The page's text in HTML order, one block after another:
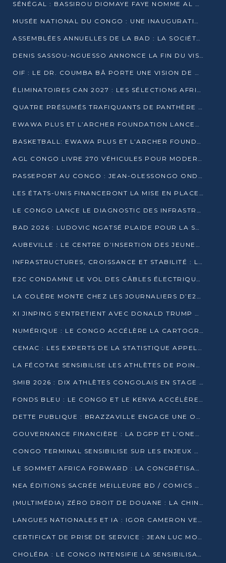
SÉNÉGAL : BASSIROU DIOMAYE FAYE NOMME AL AMINOU LÔ PREMIER MINISTRE
MUSÉE NATIONAL DU CONGO : UNE INAUGURATION PORTEUSE D’ESPOIR POUR LA CULTURE
ASSEMBLÉES ANNUELLES DE LA BAD : LA SOCIÉTÉ CIVILE CONGOLAISE À LA RECHERCHE DE PARTENAIRES POUR SES PROJETS
DENIS SASSOU-NGUESSO ANNONCE LA FIN DU VISA POUR LES AFRICAINS EN 2027
OIF : LE DR. COUMBA BÂ PORTE UNE VISION DE DIALOGUE, DE STABILITÉ ET DE RÉFORME À LA TÊTE
ÉLIMINATOIRES CAN 2027 : LES SÉLECTIONS AFRICAINES CONNAISSENT LEURS ADVERSAIRES
QUATRE PRÉSUMÉS TRAFIQUANTS DE PANTHÈRE ARRÊTÉS À EWO
EWAWA PLUS ET L’ARCHER FOUNDATION LANCENT UN CAMP DE BASKET POUR LES JEUNES À BRAZZAVILLE
BASKETBALL: EWAWA PLUS ET L’ARCHER FOUNDATION LANCENT UN CAMP POUR LES JEUNES
AGL CONGO LIVRE 270 VÉHICULES POUR MODERNISER LE TRANSPORT URBAIN
PASSEPORT AU CONGO : JEAN-OLESSONGO ONDAYE VEUT METTRE FIN AUX LENTEURS ADMINISTRATIVES
LES ÉTATS-UNIS FINANCERONT LA MISE EN PLACE DE JUSQU’À 50 CLINIQUES DE LUTTE CONTRE L’EBOLA
LE CONGO LANCE LE DIAGNOSTIC DES INFRASTRUCTURES SPORTIVES DU COMPLEXE DE KINTÉLÉ
BAD 2026 : LUDOVIC NGATSÉ PLAIDE POUR LA SOUVERAINETÉ FINANCIÈRE AFRICAINE
AUBEVILLE : LE CENTRE D’INSERTION DES JEUNES PRÊT À OUVRIR SES PORTES
INFRASTRUCTURES, CROISSANCE ET STABILITÉ : LA GUINÉE AFFÛTE SES AMBITIONS
E2C CONDAMNE LE VOL DES CÂBLES ÉLECTRIQUES APRÈS UNE VIDÉO VIRALE
LA COLÈRE MONTE CHEZ LES JOURNALIERS D’E2C QUI DÉNONCENT 20 ANS DE PRÉCARITÉ
XI JINPING S’ENTRETIENT AVEC DONALD TRUMP À BEIJING
NUMÉRIQUE : LE CONGO ACCÉLÈRE LA CARTOGRAPHIE DE SES INFRASTRUCTURES DIGITALES
CEMAC : LES EXPERTS DE LA STATISTIQUE APPELLENT À RENFORCER LA SÉCURISATION DES DONNÉES
LA FÉCOTAE SENSIBILISE LES ATHLÈTES DE POINTE-NOIRE À L’HYGIÈNE ALIMENTA
SMIB 2026 : DIX ATHLÈTES CONGOLAIS EN STAGE AU KENYA
FONDS BLEU : LE CONGO ET LE KENYA ACCÉLÈRENT LA MOBILISATION DES FINANCEMENTS
DETTE PUBLIQUE : BRAZZAVILLE ENGAGE UNE OPÉRATION DE RACHAT DE 575 MILLIONS DE DOLLARS
GOUVERNANCE FINANCIÈRE : LA DGPP ET L’ONEC-C VERS UN PARTENARIAT POUR ASSAINIR LES ENTREPRISES PUBLIQUES
CONGO TERMINAL SENSIBILISE SUR LES ENJEUX DE LA SANTÉ MENTALE EN
LE SOMMET AFRICA FORWARD : LA CONCRÉTISATION DE PARTENARIATS ÉQUILIBRÉS ET TOURNÉS VERS L’AVENIR ENTRE LE CONTINENT AFRICAIN ET LA FRANCE
NEA ÉDITIONS SACRÉE MEILLEURE BD / COMICS D’AFRIQUE AU KENYA
(MULTIMÉDIA) ZÉRO DROIT DE DOUANE : LA CHINE ET L’AFRIQUE VERS UNE PROXIMITÉ SANS PRÉCÉDENT (PAPIER GÉNÉRAL)
LANGUES NATIONALES ET IA : IGOR CAMERON VEUT ARRIMER LA STRATÉGIE IA À LA LOI SUR LA RECHERCHE
CERTIFICAT DE PRISE DE SERVICE : JEAN LUC MOUTHOU DÉMENT UNE « FAKE NEWS »
CHOLÉRA : LE CONGO INTENSIFIE LA SENSIBILISATION AU MARCHÉ DE TALANGAÏ